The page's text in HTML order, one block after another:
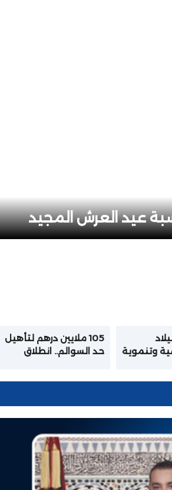
عيد العرش المجيد
وتنموية
105 ملايين درهم لتأهيل
حد السوالم.. انطلاق